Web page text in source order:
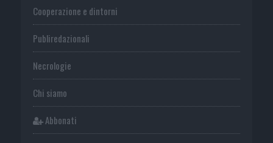
Cooperazione e dintorni
Publiredazionali
Necrologie
Chi siamo
Abbonati